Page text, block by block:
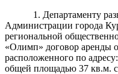
1. Департаменту
Администрации города
региональной
«Олимп» договор аренды
расположенного по
общей площадью 37 кв.м.